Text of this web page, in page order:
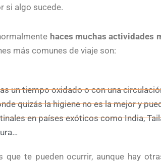
si algo sucede.
haces muchas actividades
más comunes de viaje son:
un tiempo oxidado o con una
quizás la higiene no es la mejor y
en países exóticos como India,
que te pueden ocurrir, aunque hay